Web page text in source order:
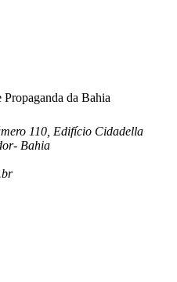
da Bahia
110, Edifício Cidadella
Bahia